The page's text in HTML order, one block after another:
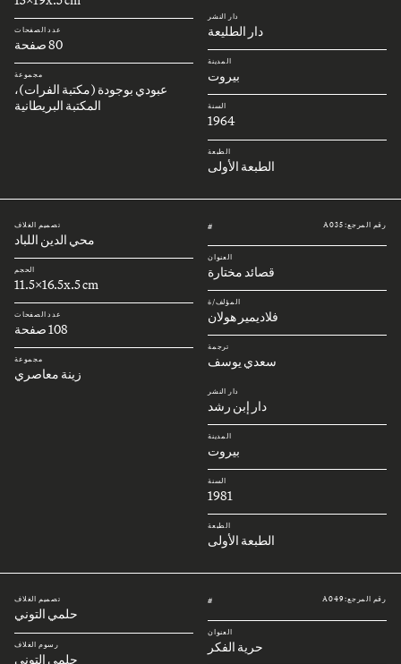
دار النشر
دار الطليعة
المدينة
بيروت
السنة
1964
الطبعة
الطبعة الأولى
عدد الصفحات
80 صفحة
مجموعة
عبودي بوجودة (مكتبة الفرات)،
المكتبة البريطانية
رقم المرجع: A035 #
العنوان
قصائد مختارة
المؤلف/ة
فلاديمير هولان
ترجمة
سعدي يوسف
دار النشر
دار إبن رشد
المدينة
بيروت
السنة
1981
الطبعة
الطبعة الأولى
تصميم الغلاف
محي الدين اللباد
الحجم
11.5x16.5x.5 cm
عدد الصفحات
108 صفحة
مجموعة
زينة معاصري
رقم المرجع: A049 #
العنوان
حرية الفكر
تصميم الغلاف
حلمي التوني
رسوم الغلاف
حلمي التوني